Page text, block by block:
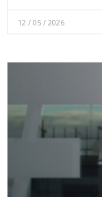
12 / 05 / 2026